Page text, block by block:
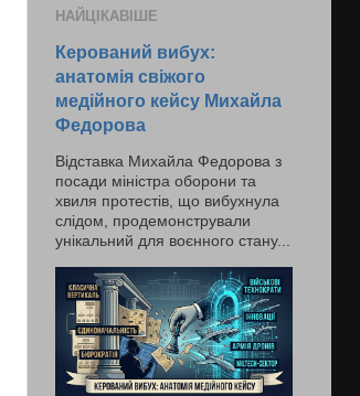
НАЙЦІКАВІШЕ
Керований вибух:
анатомія свіжого
медійного кейсу Михайла
Федорова
Відставка Михайла Федорова з
посади міністра оборони та
хвиля протестів, що вибухнула
слідом, продемонстрували
унікальний для воєнного стану...